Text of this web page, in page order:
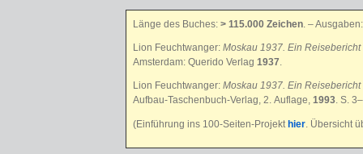
Länge des Buches: > 115.000 Zeichen. – Ausgaben:
Lion Feuchtwanger: Moskau 1937. Ein
Amsterdam: Querido Verlag 1937
Lion Feuchtwanger: Moskau 1937. Ein
Aufbau-Taschenbuch-Verlag, 2. Auflage, 1993 . S.
(Einführung ins 100-Seiten-Projekt hier . Übersicht